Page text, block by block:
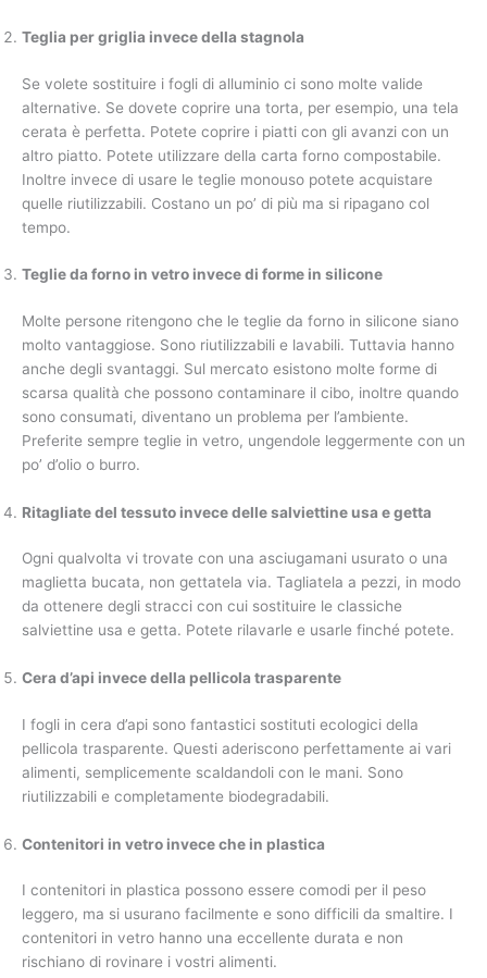
Teglia per griglia invece della stagnola
Se volete sostituire i fogli di alluminio ci sono molte valide
alternative. Se dovete coprire una torta, per esempio, una tela
cerata è perfetta. Potete coprire i piatti con gli avanzi con un
altro piatto. Potete utilizzare della carta forno compostabile.
Inoltre invece di usare le teglie monouso potete acquistare
quelle riutilizzabili. Costano un po’ di più ma si ripagano col
tempo.
Teglie da forno in vetro invece di forme in silicone
Molte persone ritengono che le teglie da forno in silicone siano
molto vantaggiose. Sono riutilizzabili e lavabili. Tuttavia hanno
anche degli svantaggi. Sul mercato esistono molte forme di
scarsa qualità che possono contaminare il cibo, inoltre quando
sono consumati, diventano un problema per l’ambiente.
Preferite sempre teglie in vetro, ungendole leggermente con un
po’ d’olio o burro.
Ritagliate del tessuto invece delle salviettine usa e getta
Ogni qualvolta vi trovate con una asciugamani usurato o una
maglietta bucata, non gettatela via. Tagliatela a pezzi, in modo
da ottenere degli stracci con cui sostituire le classiche
salviettine usa e getta. Potete rilavarle e usarle finché potete.
Cera d’api invece della pellicola trasparente
I fogli in cera d’api sono fantastici sostituti ecologici della
pellicola trasparente. Questi aderiscono perfettamente ai vari
alimenti, semplicemente scaldandoli con le mani. Sono
riutilizzabili e completamente biodegradabili.
Contenitori in vetro invece che in plastica
I contenitori in plastica possono essere comodi per il peso
leggero, ma si usurano facilmente e sono difficili da smaltire. I
contenitori in vetro hanno una eccellente durata e non
rischiano di rovinare i vostri alimenti.